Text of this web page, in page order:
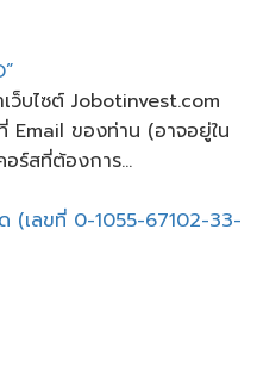
ว็บไซต์ Jobotinvest.com
ของท่าน (อาจอยู่ใน
ร์สที่ต้องการ...
(เลขที่ 0-1055-67102-33-